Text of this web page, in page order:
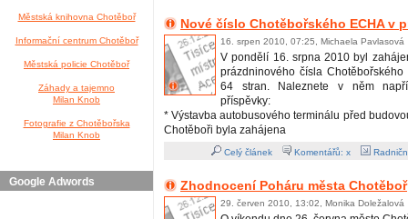
Městská knihovna Chotěboř
Informační centrum Chotěboř
Městská policie Chotěboř
Záhady a tajemno
Milan Knob
Fotografie z Chotěbořska
Milan Knob
Google Adwords
Nové číslo Chotěbořského ECHA v
16. srpen 2010, 07:25, Michaela Pavlasová
V pondělí 16. srpna 2010 byl
prázdninového čísla
64 stran. Naleznete v něm
příspěvky:
* Výstavba autobusového terminálu před
Chotěboři byla zahájena
Celý článek Komentářů: x
Zhodnocení Poháru města Chotěboř
29. červen 2010, 13:02, Monika Doležalová